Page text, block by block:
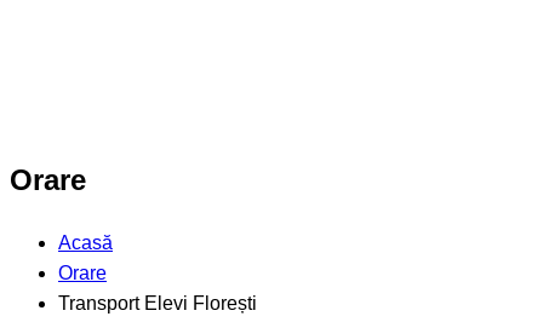
Orare
Acasă
Orare
Transport Elevi Florești